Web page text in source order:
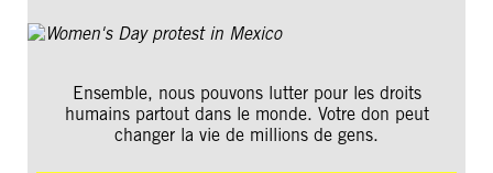
Ensemble, nous pouvons lutter pour les droits
humains partout dans le monde. Votre don peut
changer la vie de millions de gens.